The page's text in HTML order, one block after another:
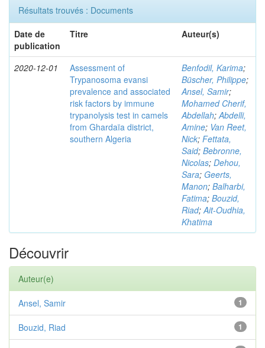
Résultats trouvés : Documents
Date de
publication
Titre Auteur(s)
2020-12-01
Assessment of
Trypanosoma evansi
prevalence and associated
risk factors by immune
trypanolysis test in camels
from Ghardaïa district,
southern Algeria
Benfodil, Karima;
Büscher, Philippe;
Ansel, Samir;
Mohamed Cherif,
Abdellah;Abdelli,
Amine; Van Reet,
Nick; Fettata,
Said; Bebronne,
Nicolas; Dehou,
Sara; Geerts,
Manon; Balharbi,
Fatima; Bouzid,
Riad;Ait-Oudhia,
Khatima
Découvrir
Auteur(e)
1
Ansel, Samir
1
Bouzid, Riad